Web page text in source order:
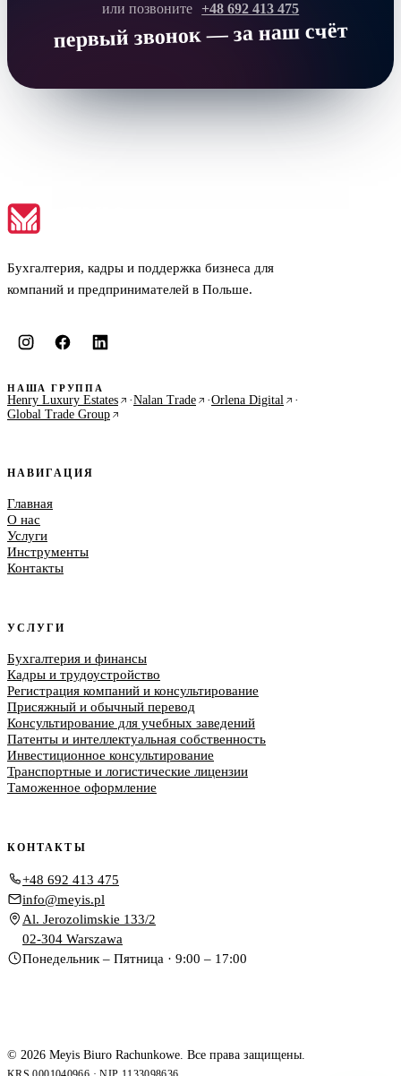
или позвоните +48 692 413 475
первый звонок — за наш счёт
Бухгалтерия, кадры и поддержка бизнеса для
компаний и предпринимателей в Польше.
НАША ГРУППА
Henry Luxury Estates ·Nalan Trade ·Orlena Digital
·
Global Trade Group
НАВИГАЦИЯ
Главная
О нас
Услуги
Инструменты
Контакты
УСЛУГИ
Бухгалтерия и финансы
Кадры и трудоустройство
Регистрация компаний и консультирование
Присяжный и обычный перевод
Консультирование для учебных заведений
Патенты и интеллектуальная собственность
Инвестиционное консультирование
Транспортные и логистические лицензии
Таможенное оформление
КОНТАКТЫ
+48 692 413 475
info@meyis.pl
Al. Jerozolimskie 133/2
02-304 Warszawa
Понедельник – Пятница · 9:00 – 17:00
© 2026 Meyis Biuro Rachunkowe. Все права защищены.